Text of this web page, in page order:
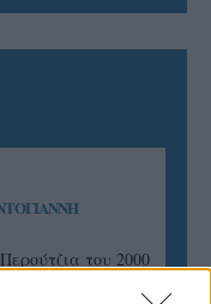
του 2000